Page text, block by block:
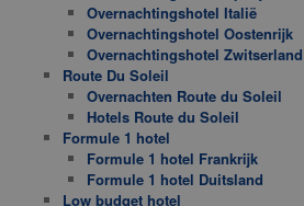
Overnachtingshotel Italië
Overnachtingshotel Oostenrijk
Overnachtingshotel Zwitserland
Route Du Soleil
Overnachten Route du Soleil
Hotels Route du Soleil
Formule 1 hotel
Formule 1 hotel Frankrijk
Formule 1 hotel Duitsland
Low budget hotel